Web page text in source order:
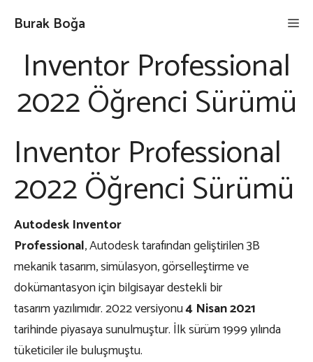
atlaBurak Boğa
Inventor Professional
2022 Öğrenci Sürümü
Inventor Professional
2022 Öğrenci Sürümü
Autodesk Inventor
Professional, Autodesk tarafından geliştirilen 3B
mekanik tasarım, simülasyon, görselleştirme ve
dokümantasyon için bilgisayar destekli bir
tasarım yazılımıdır. 2022 versiyonu4 Nisan 2021
tarihinde piyasaya sunulmuştur. İlk sürüm 1999 yılında
tüketiciler ile buluşmuştu.